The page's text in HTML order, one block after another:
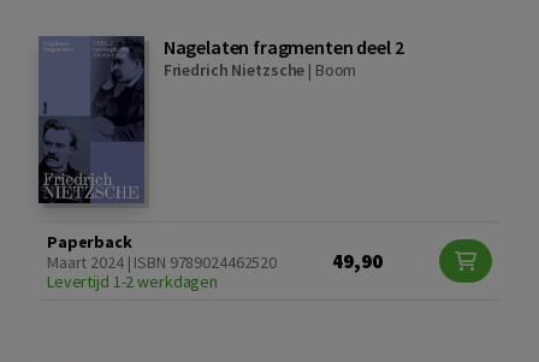
Nagelaten fragmenten deel 2
Friedrich Nietzsche | Boom
Paperback
Maart 2024 | ISBN 9789024462520
Levertijd 1-2 werkdagen
49,90